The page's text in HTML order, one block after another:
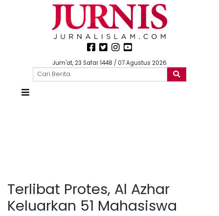
Jum'at, 23 Safar 1448 / 07 Agustus 2026
Terlibat Protes, Al Azhar
Keluarkan 51 Mahasiswa